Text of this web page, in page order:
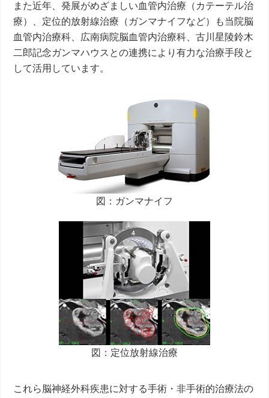
また近年、発展がめざましい血管内治療（カテーテル治
療）、定位的放射線治療（ガンマナイフなど）も当院脳
血管内治療科、広南病院脳血管内治療科、古川星陵鈴木
二郎記念ガンマハウスとの連携により有力な治療手段と
して活用しています。
図：ガンマナイフ
図：定位放射線治療
これら脳神経外科疾患に対する手術・非手術的治療法の